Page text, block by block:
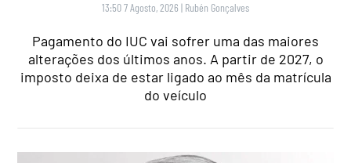
13:50 7 Agosto, 2026 | Rubén Gonçalves
Pagamento do IUC vai sofrer uma das maiores
alterações dos últimos anos. A partir de 2027, o
imposto deixa de estar ligado ao mês da matrícula
do veículo